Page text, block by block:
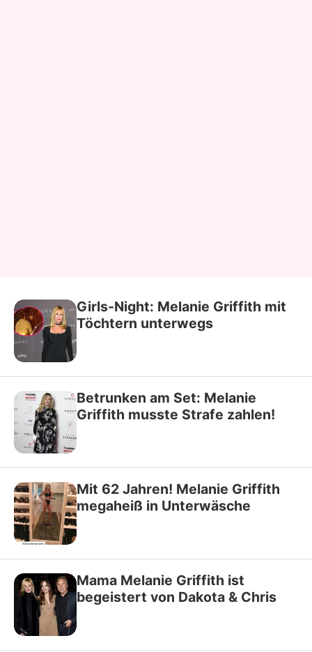
Girls-Night: Melanie Griffith mit
Töchtern unterwegs
Betrunken am Set: Melanie
Griffith musste Strafe zahlen!
Mit 62 Jahren! Melanie Griffith
megaheiß in Unterwäsche
Mama Melanie Griffith ist
begeistert von Dakota & Chris